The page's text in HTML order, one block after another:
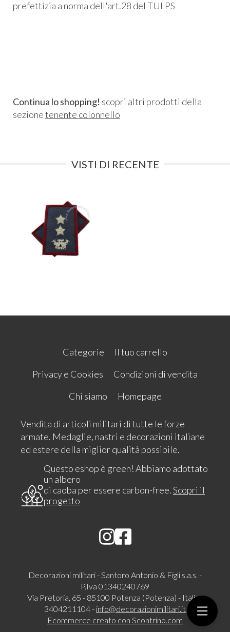
prefettizia a norma dell'art.28 del TULPS
Continua lo shopping! scopri altri prodotti della
sezionetenente colonnello
VISTI DI RECENTE
Categorie
Il tuo carrello
Privacy e Cookies
Condizioni di vendita
Chi siamo
Homepage
Vendita di articoli militari di tutte le forze
armate. Medaglie, nastri e decorazioni italiane
ed estere della miglior qualità possibile.
Questo eshop è green! Abbiamo adottato
un albero
di caoba per essere carbon-free.Scopri il
progetto
Decorazioni militari - Santoro Antonio & Figli s.a.s. -
P.Iva 01340240769
Via Pretoria, 65 - 85100 Potenza (Potenza) - Italia -
3404211104 - info@decorazionimilitari.it
Ecommerce creato con Scontrino.com